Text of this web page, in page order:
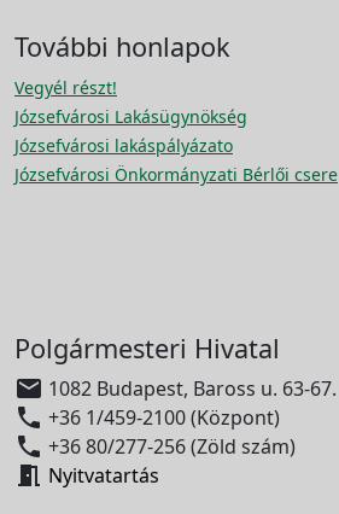
További honlapok
Vegyél részt!
Józsefvárosi Lakásügynökség
Józsefvárosi lakáspályázato
Józsefvárosi Önkormányzati Bérlői csere
Polgármesteri Hivatal
 1082 Budapest, Baross u. 63-67.
 +36 1/459-2100 (Központ)
 +36 80/277-256 (Zöld szám)
 Nyitvatartás